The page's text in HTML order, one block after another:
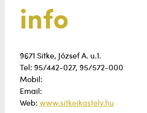
info
9671 Sitke, József A. u.1.
Tel: 95/442-027, 95/572-000
Mobil:
Email:
Web: www.sitkeikastely.hu